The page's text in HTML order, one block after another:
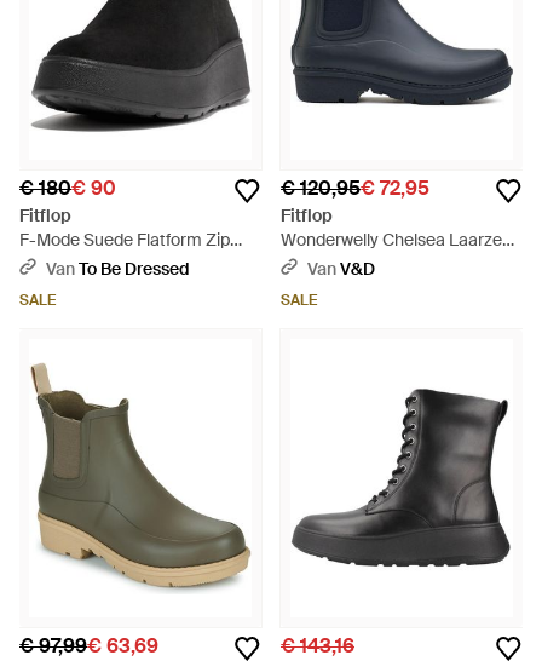
€ 180€ 90
Fitflop
F-Mode Suede Flatform Zip
Ankle Boots - Zwart
VanTo Be Dressed
SALE
€ 120,95€ 72,95
Fitflop
Wonderwelly Chelsea Laarzen -
Blauw
VanV&D
SALE
€ 97,99€ 63,69 € 143,16